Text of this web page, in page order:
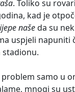
. Toliko su
kad je
našeda su
uspjeli napuniti
samo u
mnogi su